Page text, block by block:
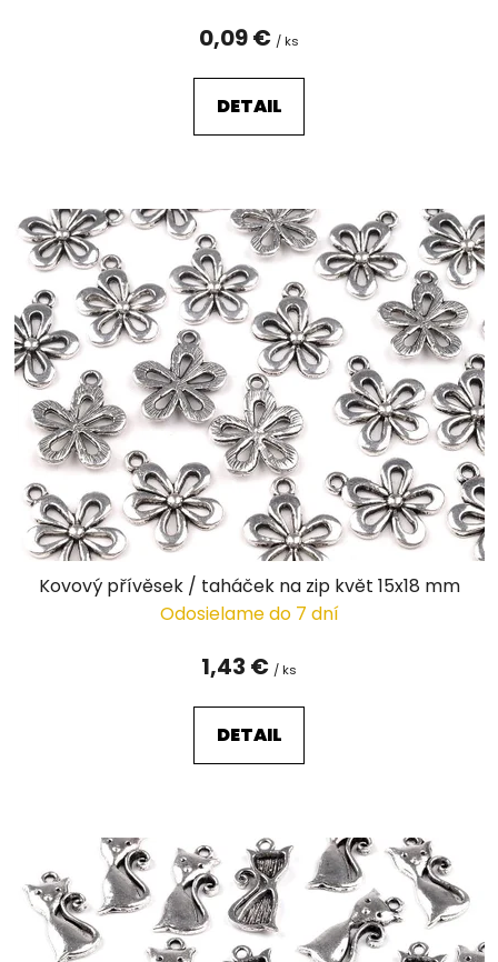
0,09 € / ks
DETAIL
Kovový přívěsek / taháček na zip květ 15x18 mm
Odosielame do 7 dní
1,43 € / ks
DETAIL